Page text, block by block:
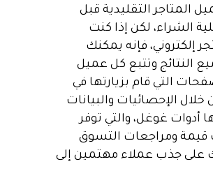
المتاجر التقليدية قبل
الشراء، لكن إذا كنت
إلكتروني، فإنه يمكنك
النتائج وتتبع كل عميل
التي قام بزيارتها في
خلال الإحصائيات والبيانات
أدوات غوغل، والتي توفر
قيمة ومراجعات التسوق
على جذب عملاء مهتمين إلى